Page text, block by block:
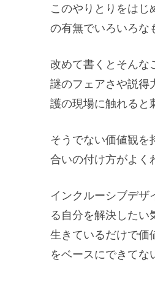
このやりとりをはじ
の有無でいろいろな
改めて書くとそんな
謎のフェアさや説得
護の現場に触れると
そうでない価値観を
合いの付け方がよく
インクルーシブデ
る自分を解決したい
生きているだけで価
をベースにできてな